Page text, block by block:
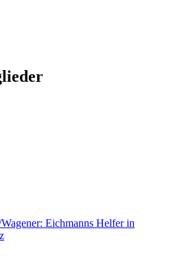
Eichmanns Helfer in